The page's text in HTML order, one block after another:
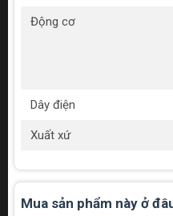
Động cơ
Dây điện
Xuất xứ
Mua sản phẩm này ở